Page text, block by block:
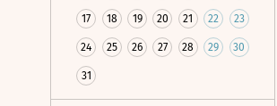
17 18 19 20 21 22 23
24 25 26 27 28 29 30
31